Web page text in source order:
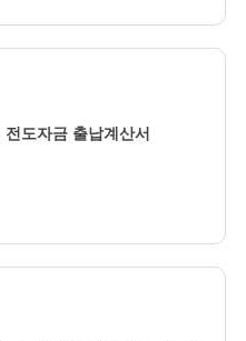
전도자금 출납계산서